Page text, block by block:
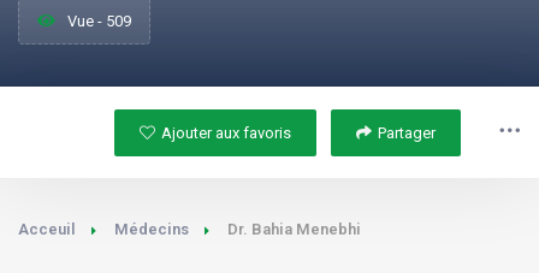
Vue - 509
Ajouter aux favoris Partager
Acceuil Médecins Dr. Bahia Menebhi